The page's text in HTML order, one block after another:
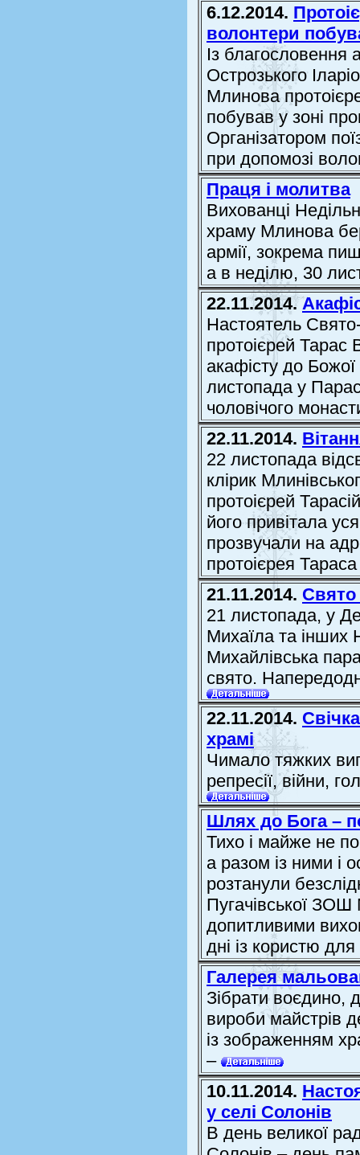
6.12.2014.
волонтери
Із благословення
Острозького
Млинова
побував у зоні
Організатором
при допомозі
Праця і молитва
Вихованці
храму Млинова
армії, зокрема
а в неділю, 30
22.11.2014.
Настоятель
протоієрей Тарас
акафісту до
листопада у
чоловічого
22.11.2014.
22 листопада
клірик
протоієрей
його привітала
прозвучали на
протоієрея
21.11.2014.
21 листопада, у
Михаїла та інших
Михайлівська
свято.
22.11.2014.
храмі
Чимало тяжких
репресії, війни,
Шлях до Бога –
Тихо і майже не
а разом із ними і
розтанули
Пугачівської ЗОШ
допитливими
дні із користю
Галерея
Зібрати воєдино,
вироби майстрів
із зображенням
–
10.11.2014.
у селі Солонів
В день великої